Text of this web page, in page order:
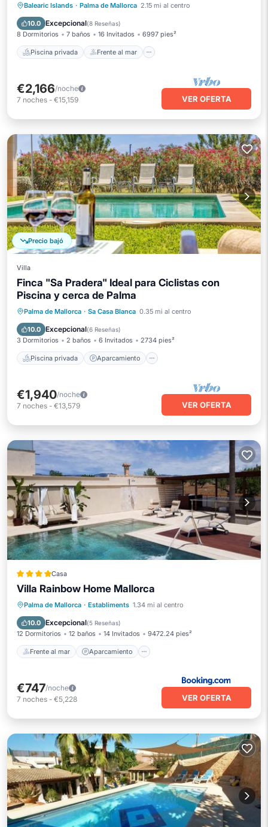
Balearic Islands · Palma de Mallorca 2.15 mi al centro
10.0 Excepcional(8 Reseñas)
8 Dormitorios 7 baños 16 Invitados 6997 pies²
Piscina privada Frente al mar
Piscina privada
Frente al mar
Aparcamiento
€2,166/noche
7 noches - €15,159 VER OFERTA
Precio bajó
Villa
Finca "Sa Pradera" Ideal para Ciclistas con
Piscina y cerca de Palma
Palma de Mallorca · Sa Casa Blanca 0.35 mi al centro
10.0 Excepcional(6 Reseñas)
3 Dormitorios 2 baños 6 Invitados 2734 pies²
Piscina privada Aparcamiento
Piscina privada
Aparcamiento
Piscina
Balcón/Terraza
€1,940/noche
7 noches - €13,579 VER OFERTA
Casa
Villa Rainbow Home Mallorca
Palma de Mallorca · Establiments 1.34 mi al centro
10.0 Excepcional(5 Reseñas)
12 Dormitorios 12 baños 14 Invitados 9472.24 pies²
Frente al mar Aparcamiento
Frente al mar Aparcamiento
Spa
€747/noche
7 noches - €5,228 VER OFERTA